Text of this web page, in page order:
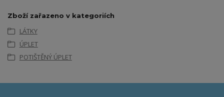
Zboží zařazeno v kategoriích
LÁTKY
ÚPLET
POTIŠTĚNÝ ÚPLET